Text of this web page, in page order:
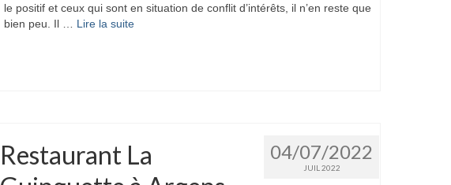
le positif et ceux qui sont en situation de conflit d’intérêts, il n’en reste que
bien peu. Il … Lire la suite­­
04/07/2022
JUIL 2022
Restaurant La